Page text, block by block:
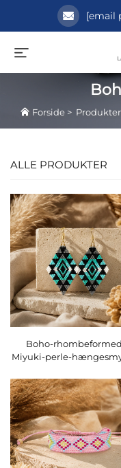
[email
Forside> Produkter
ALLE PRODUKTER
Boho-
Miyuki-perle-
kvindesmykke til
ører, varenummer